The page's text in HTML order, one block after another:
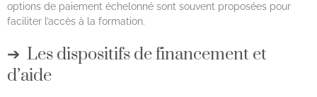
options de paiement échelonné sont souvent proposées pour
faciliter l’accès à la formation.
Les dispositifs de financement et
d’aide